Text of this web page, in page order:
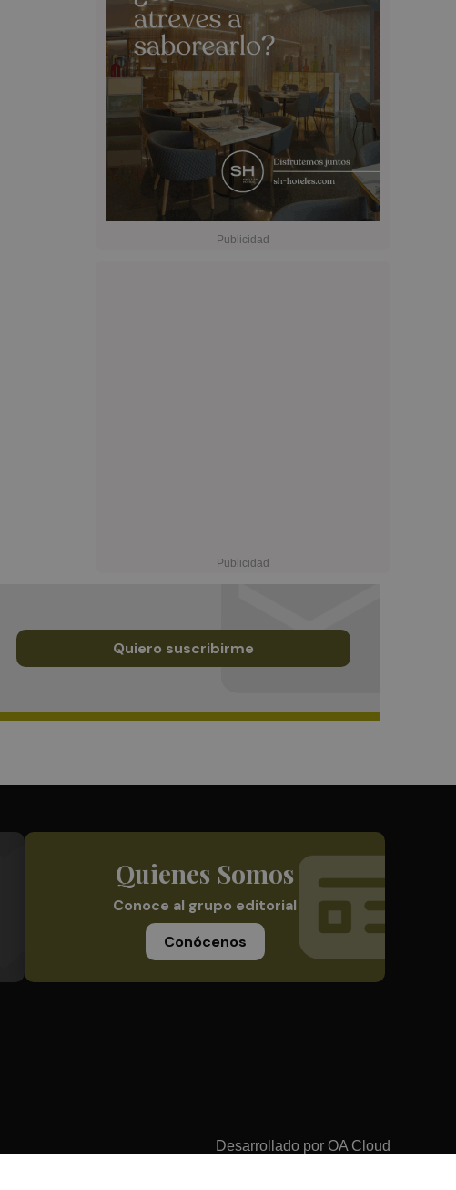
Quiero suscribirme
Quienes Somos
Conoce al grupo editorial
Conócenos
Desarrollado por OA Cloud